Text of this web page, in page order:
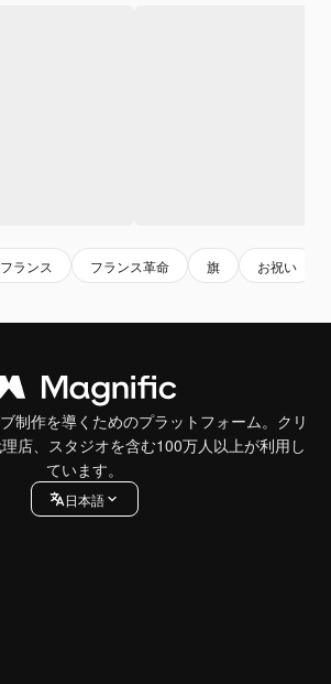
フランス フランス革命 旗 お祝い
制作を導くためのプラットフォーム。クリ
店、スタジオを含む100万人以上が利用し
ています。
日本語